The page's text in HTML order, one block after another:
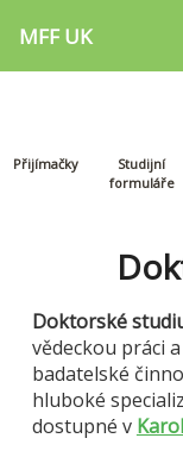
MFF UK
Přijímačky
Studijní
formuláře
Doktorské
vědeckou práci
badatelské
hluboké
dostupné v